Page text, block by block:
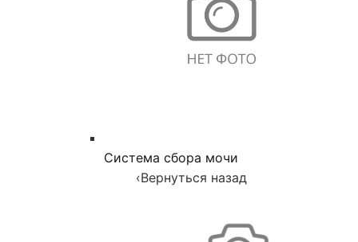
Система сбора мочи
‹Вернуться назад